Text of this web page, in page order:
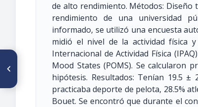
de alto rendimiento. Métodos: Diseño
rendimiento de una universidad
informado, se utilizó una encuesta
midió el nivel de la actividad física
Internacional de Actividad Física
Mood States (POMS). Se calcularon
hipótesis. Resultados: Tenían 19.5 ±
practicaba deporte de pelota, 28.5%
Bouet. Se encontró que durante el
P335/S6-P14 PROPOSTA DE
METODOLOGIA PARA A
ELABORAÇÃO DO GUIA
ALIMENTAR DE SÃO TOMÉ E